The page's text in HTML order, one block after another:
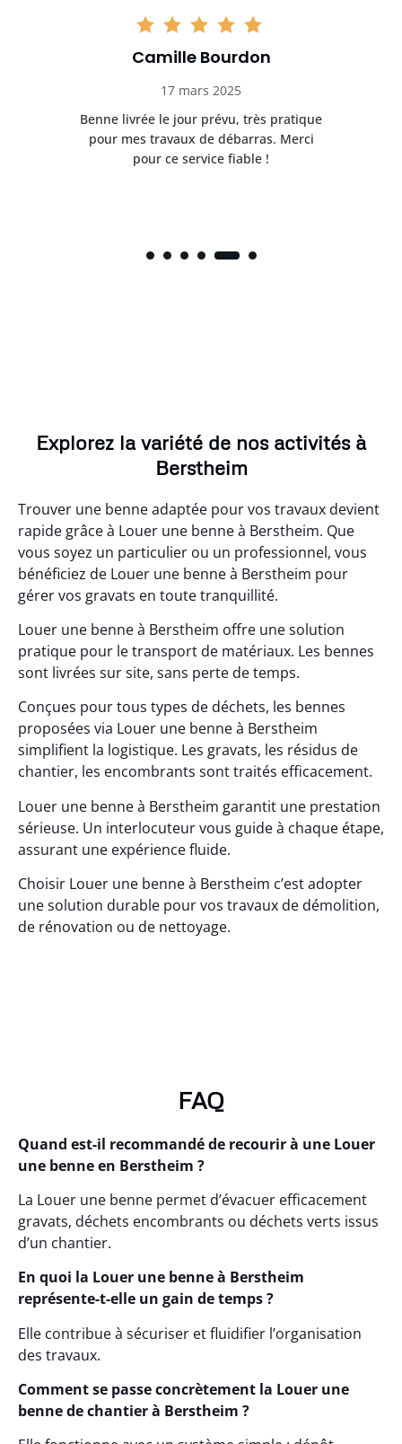
Camille Bourdon
17 mars 2025
Benne livrée le jour prévu, très pratique
pour mes travaux de débarras. Merci
pour ce service fiable !
Explorez la variété de nos activités à
Berstheim
Trouver une benne adaptée pour vos travaux devient
rapide grâce à Louer une benne à Berstheim. Que
vous soyez un particulier ou un professionnel, vous
bénéficiez de Louer une benne à Berstheim pour
gérer vos gravats en toute tranquillité.
Louer une benne à Berstheim offre une solution
pratique pour le transport de matériaux. Les bennes
sont livrées sur site, sans perte de temps.
Conçues pour tous types de déchets, les bennes
proposées via Louer une benne à Berstheim
simplifient la logistique. Les gravats, les résidus de
chantier, les encombrants sont traités efficacement.
Louer une benne à Berstheim garantit une prestation
sérieuse. Un interlocuteur vous guide à chaque étape,
assurant une expérience fluide.
Choisir Louer une benne à Berstheim c’est adopter
une solution durable pour vos travaux de démolition,
de rénovation ou de nettoyage.
FAQ
Quand est-il recommandé de recourir à une Louer
une benne en Berstheim ?
La Louer une benne permet d’évacuer efficacement
gravats, déchets encombrants ou déchets verts issus
d’un chantier.
En quoi la Louer une benne à Berstheim
représente-t-elle un gain de temps ?
Elle contribue à sécuriser et fluidifier l’organisation
des travaux.
Comment se passe concrètement la Louer une
benne de chantier à Berstheim ?